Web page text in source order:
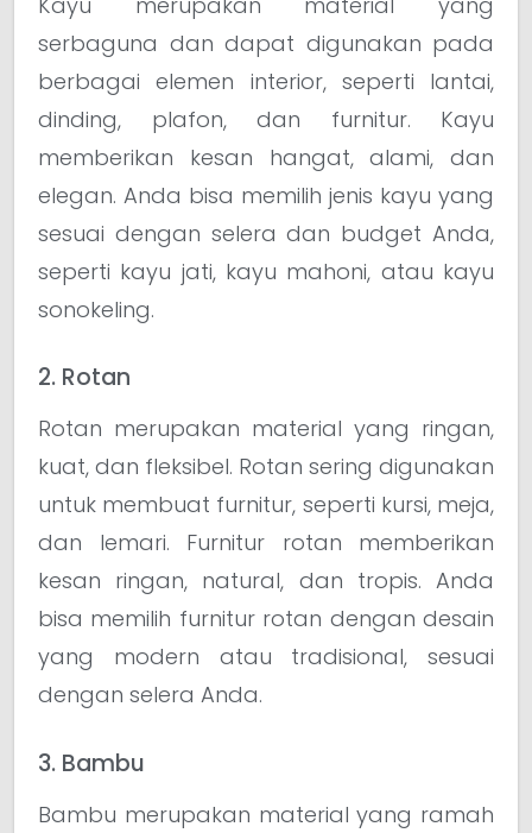
serbaguna dan dapat digunakan pada
berbagai elemen interior, seperti lantai,
dinding, plafon, dan furnitur. Kayu
memberikan kesan hangat, alami, dan
elegan. Anda bisa memilih jenis kayu yang
sesuai dengan selera dan budget Anda,
seperti kayu jati, kayu mahoni, atau kayu
sonokeling.
2. Rotan
Rotan merupakan material yang ringan,
kuat, dan fleksibel. Rotan sering digunakan
untuk membuat furnitur, seperti kursi, meja,
dan lemari. Furnitur rotan memberikan
kesan ringan, natural, dan tropis. Anda
bisa memilih furnitur rotan dengan desain
yang modern atau tradisional, sesuai
dengan selera Anda.
3. Bambu
Bambu merupakan material yang ramah